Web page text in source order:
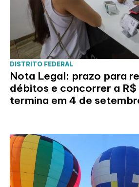
DISTRITO FEDERAL
Nota Legal: prazo para
débitos e concorrer a R$
termina em 4 de